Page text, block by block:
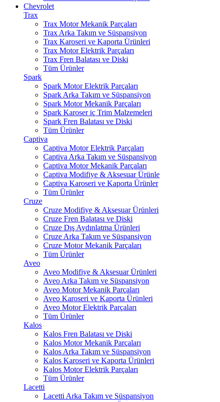
Chevrolet
Trax
Trax Motor Mekanik Parçaları
Trax Arka Takım ve Süspansiyon
Trax Karoseri ve Kaporta Ürünleri
Trax Motor Elektrik Parçaları
Trax Fren Balatası ve Diski
Tüm Ürünler
Spark
Spark Motor Elektrik Parçaları
Spark Arka Takım ve Süspansiyon
Spark Motor Mekanik Parçaları
Spark Karoser iç Trim Malzemeleri
Spark Fren Balatası ve Diski
Tüm Ürünler
Captiva
Captiva Motor Elektrik Parçaları
Captiva Arka Takım ve Süspansiyon
Captiva Motor Mekanik Parçaları
Captiva Modifiye & Aksesuar Ürünle
Captiva Karoseri ve Kaporta Ürünler
Tüm Ürünler
Cruze
Cruze Modifiye & Aksesuar Ürünleri
Cruze Fren Balatası ve Diski
Cruze Dış Aydınlatma Ürünleri
Cruze Arka Takım ve Süspansiyon
Cruze Motor Mekanik Parçaları
Tüm Ürünler
Aveo
Aveo Modifiye & Aksesuar Ürünleri
Aveo Arka Takım ve Süspansiyon
Aveo Motor Mekanik Parçaları
Aveo Karoseri ve Kaporta Ürünleri
Aveo Motor Elektrik Parçaları
Tüm Ürünler
Kalos
Kalos Fren Balatası ve Diski
Kalos Motor Mekanik Parçaları
Kalos Arka Takım ve Süspansiyon
Kalos Karoseri ve Kaporta Ürünleri
Kalos Motor Elektrik Parçaları
Tüm Ürünler
Lacetti
Lacetti Arka Takım ve Süspansiyon